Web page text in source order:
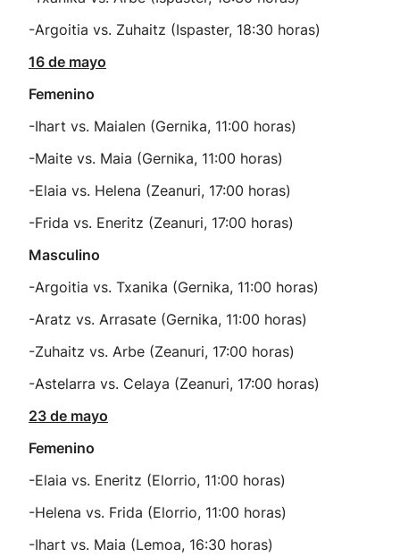
-Argoitia vs. Zuhaitz (Ispaster, 18:30 horas)
16 de mayo
Femenino
-Ihart vs. Maialen (Gernika, 11:00 horas)
-Maite vs. Maia (Gernika, 11:00 horas)
-Elaia vs. Helena (Zeanuri, 17:00 horas)
-Frida vs. Eneritz (Zeanuri, 17:00 horas)
Masculino
-Argoitia vs. Txanika (Gernika, 11:00 horas)
-Aratz vs. Arrasate (Gernika, 11:00 horas)
-Zuhaitz vs. Arbe (Zeanuri, 17:00 horas)
-Astelarra vs. Celaya (Zeanuri, 17:00 horas)
23 de mayo
Femenino
-Elaia vs. Eneritz (Elorrio, 11:00 horas)
-Helena vs. Frida (Elorrio, 11:00 horas)
-Ihart vs. Maia (Lemoa, 16:30 horas)